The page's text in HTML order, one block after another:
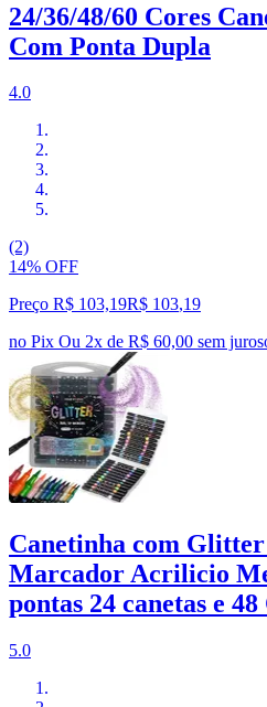
24/36/48/60 Cores
Com Ponta Dupla
4.0
(2)
14% OFF
Preço R$ 103,19R$ 103,19
no Pix Ou 2x de R$ 60,00 sem juros
Canetinha com
Marcador Acrilicio
pontas 24 canetas e 48
5.0